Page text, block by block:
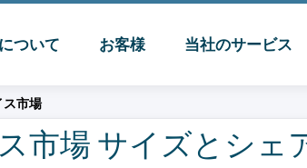
ついて お客様 当社のサービス
ス市場
市場 サイズとシェ